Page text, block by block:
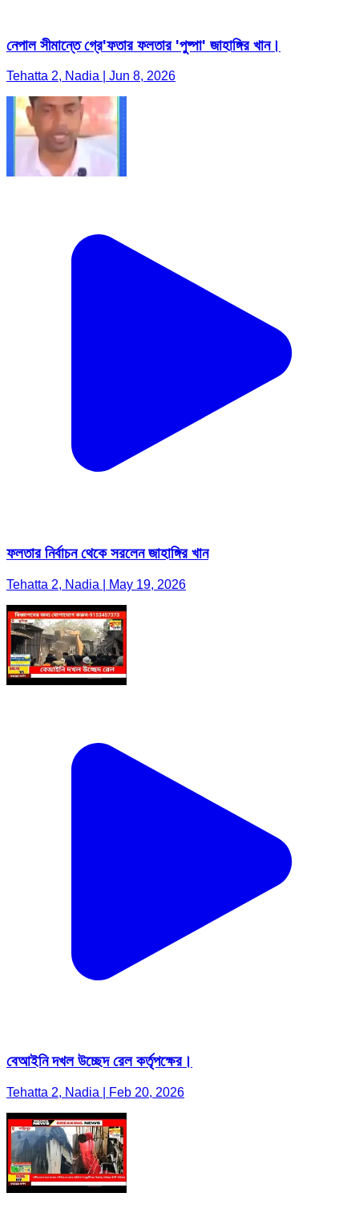
নেপাল সীমান্তে গ্রে'ফতার ফলতার 'পুষ্পা' জাহাঙ্গির খান।
Tehatta 2, Nadia | Jun 8, 2026
ফলতার নির্বাচন থেকে সরলেন জাহাঙ্গির খান
Tehatta 2, Nadia | May 19, 2026
বেআইনি দখল উচ্ছেদ রেল কর্তৃপক্ষের।
Tehatta 2, Nadia | Feb 20, 2026